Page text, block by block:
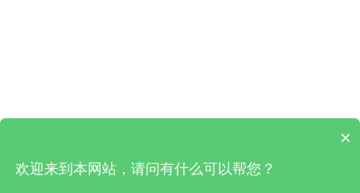
×
欢迎来到本网站，请问有什么可以帮您？